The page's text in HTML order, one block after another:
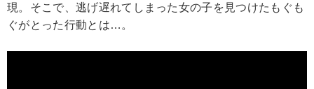
現。そこで、逃げ遅れてしまった女の子を見つけたもぐも
ぐがとった行動とは…。